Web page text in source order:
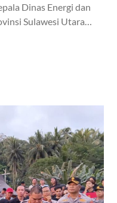
Dinas Energi dan
Sulawesi Utara…